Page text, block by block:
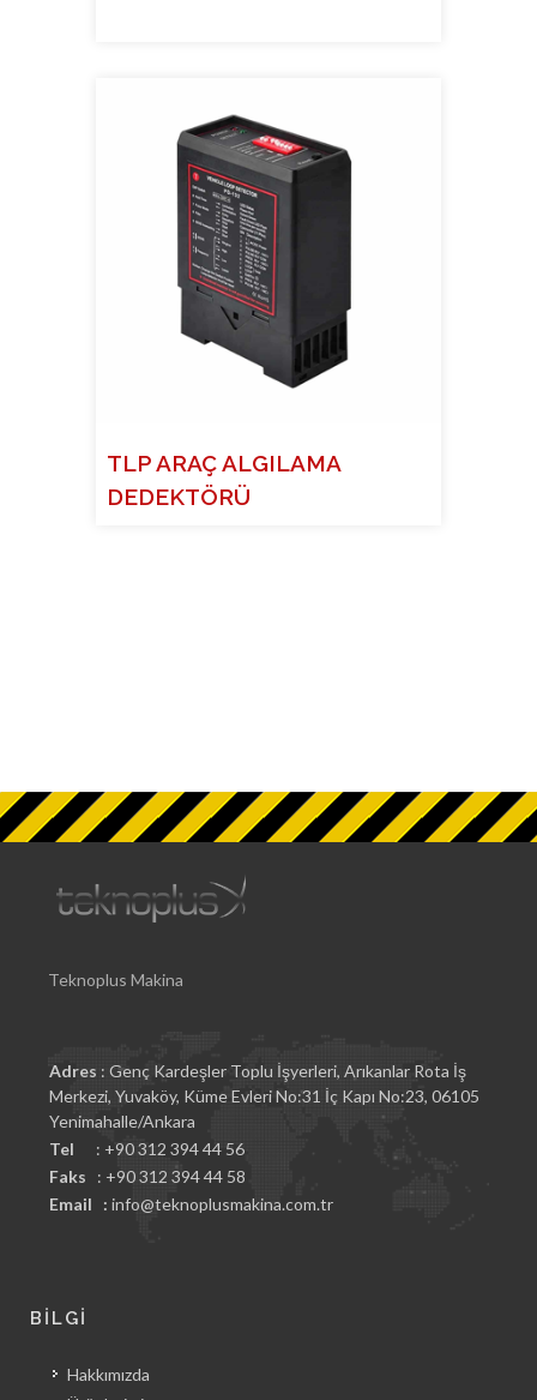
TLP ARAÇ ALGILAMA
DEDEKTÖRÜ
Teknoplus Makina
Adres : Genç Kardeşler Toplu İşyerleri, Arıkanlar Rota İş
Merkezi, Yuvaköy, Küme Evleri No:31 İç Kapı No:23, 06105
Yenimahalle/Ankara
Tel : +90 312 394 44 56
Faks : +90 312 394 44 58
Email : info@teknoplusmakina.com.tr
BİLGİ
Hakkımızda